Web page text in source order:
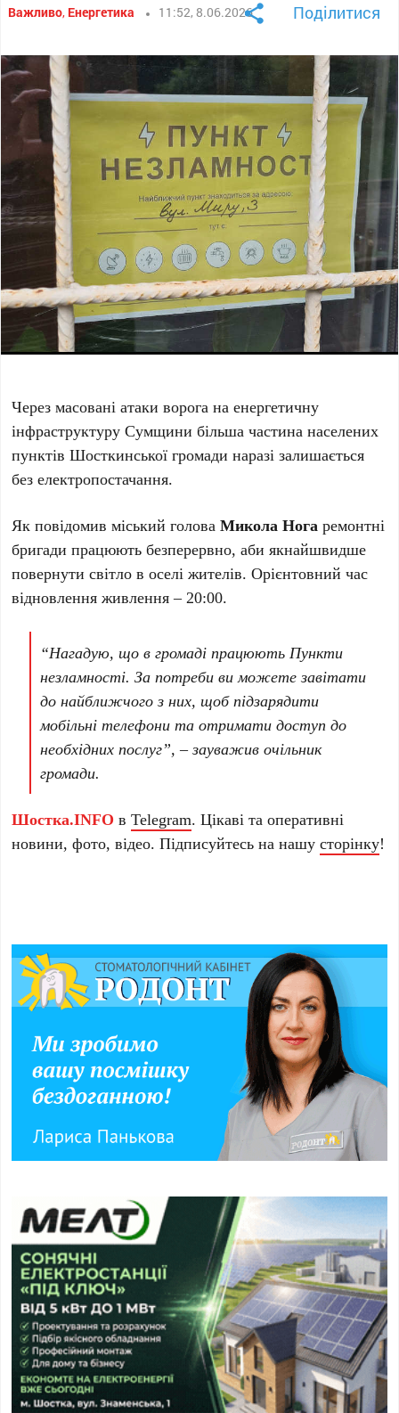
Важливо, Енергетика 11:52, 8.06.2026 Поділитися
Через масовані атаки ворога на енергетичну
інфраструктуру Сумщини більша частина населених
пунктів Шосткинської громади наразі залишається
без електропостачання.
Як повідомив міський головаМикола Нога ремонтні
бригади працюють безперервно, аби якнайшвидше
повернути світло в оселі жителів. Орієнтовний час
відновлення живлення – 20:00.
“Нагадую, що в громаді працюють Пункти
незламності. За потреби ви можете завітати
до найближчого з них, щоб підзарядити
мобільні телефони та отримати доступ до
необхідних послуг”, – зауважив очільник
громади.
Шостка.INFO вTelegram. Цікаві та оперативні
новини, фото, відео. Підписуйтесь на нашусторінку!